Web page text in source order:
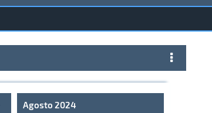
Agosto 2024